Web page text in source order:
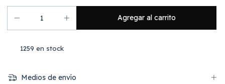
1259 en stock
Medios de envío